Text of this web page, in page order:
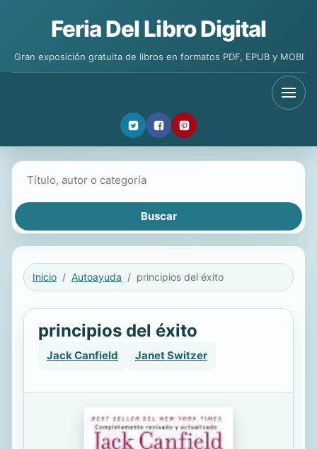
Feria Del Libro Digital
Gran exposición gratuita de libros en formatos PDF, EPUB y MOBI
Inicio Autoayuda principios del éxito
principios del éxito
Jack Canfield Janet Switzer